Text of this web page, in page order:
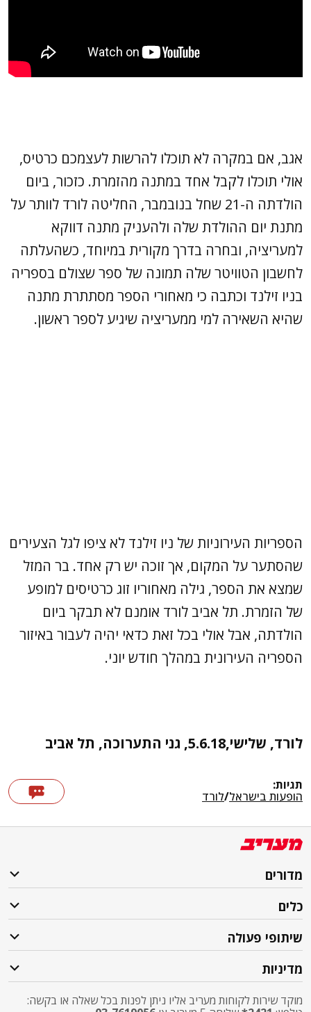
אגב, אם במקרה לא תוכלו להרשות לעצמכם כרטיס,
אולי תוכלו לקבל אחד במתנה מהזמרת. כזכור, ביום
הולדתה ה-21 שחל בנובמבר, החליטה לורד לוותר על
מתנת יום ההולדת שלה ולהעניק מתנה דווקא
למעריציה, ובחרה בדרך מקורית במיוחד, כשהעלתה
לחשבון הטוויטר שלה תמונה של ספר שצולם בספריה
בניו זילנד וכתבה כי מאחורי הספר מסתתרת מתנה
שהיא השאירה למי ממעריציה שיגיע לספר ראשון.
הספריות העירוניות של ניו זילנד לא ציפו לגל הצעירים
שהסתער על המקום, אך זוכה יש רק אחד. בר המזל
שמצא את הספר, גילה מאחוריו זוג כרטיסים למופע
של הזמרת. תל אביב לורד אומנם לא תבקר ביום
הולדתה, אבל אולי בכל זאת כדאי יהיה לעבור באיזור
הספריה העירונית במהלך חודש יוני.
לורד, שלישי,5.6.18, גני התערוכה, תל אביב
תגיות:
הופעות בישראל/לורד
מדורים
כלים
שיתופי פעולה
מדיניות
מוקד שירות לקוחות מעריב אליו ניתן לפנות בכל שאלה או בקשה: